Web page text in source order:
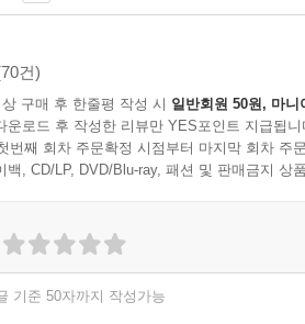
건)
구매 후 한줄평 작성 시 일반회원 50원, 마니
운로드 후 작성한 리뷰만 YES포인트 지급됩니
번째 회차 주문확정 시점부터 마지막 회차 주
백, CD/LP, DVD/Blu-ray, 패션 및 판매금지 상
기준 50자까지 작성가능